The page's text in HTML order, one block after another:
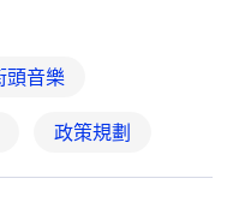
頭音樂
政策規劃